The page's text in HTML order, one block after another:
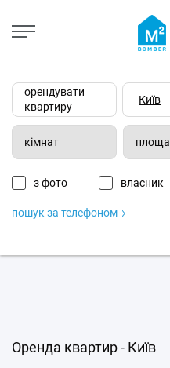
орендувати
квартиру
кімнат площа
з фото власник
пошук за телефоном
Оренда квартир - Київ
+
−